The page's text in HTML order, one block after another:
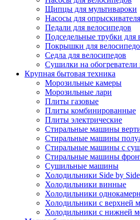
Щипцы для мультивароки
Насосы для опрыскивателя
Педали для велосипедов
Подседельные трубки для
Покрышки для
Седла для велосипедов
Сушилки на обогреватели
Крупная бытовая техника
Морозильные камеры
Морозильные лари
Плиты газовые
Плиты комбинированные
Плиты электрические
Стиральные машины
Стиральные машины
Стиральные машины с
Стиральные машины
Сушильные машины
Холодильники Side by Side
Холодильники винные
Холодильники
Холодильники с верхней
Холодильники с нижней